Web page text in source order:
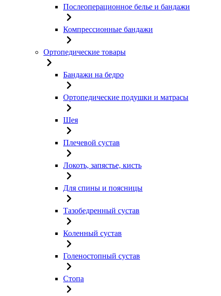
Послеоперационное белье и бандажи
Компрессионные бандажи
Ортопедические товары
Бандажи на бедро
Ортопедические подушки и матрасы
Шея
Плечевой сустав
Локоть, запястье, кисть
Для спины и поясницы
Тазобедренный сустав
Коленный сустав
Голеностопный сустав
Стопа